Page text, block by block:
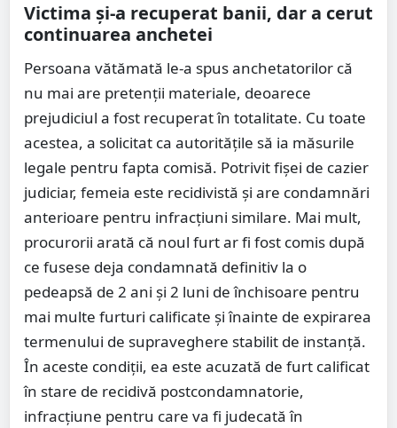
Victima și-a recuperat banii, dar a cerut
continuarea anchetei
Persoana vătămată le-a spus anchetatorilor că
nu mai are pretenții materiale, deoarece
prejudiciul a fost recuperat în totalitate. Cu toate
acestea, a solicitat ca autoritățile să ia măsurile
legale pentru fapta comisă. Potrivit fișei de cazier
judiciar, femeia este recidivistă și are condamnări
anterioare pentru infracțiuni similare. Mai mult,
procurorii arată că noul furt ar fi fost comis după
ce fusese deja condamnată definitiv la o
pedeapsă de 2 ani și 2 luni de închisoare pentru
mai multe furturi calificate și înainte de expirarea
termenului de supraveghere stabilit de instanță.
În aceste condiții, ea este acuzată de furt calificat
în stare de recidivă postcondamnatorie,
infracțiune pentru care va fi judecată în